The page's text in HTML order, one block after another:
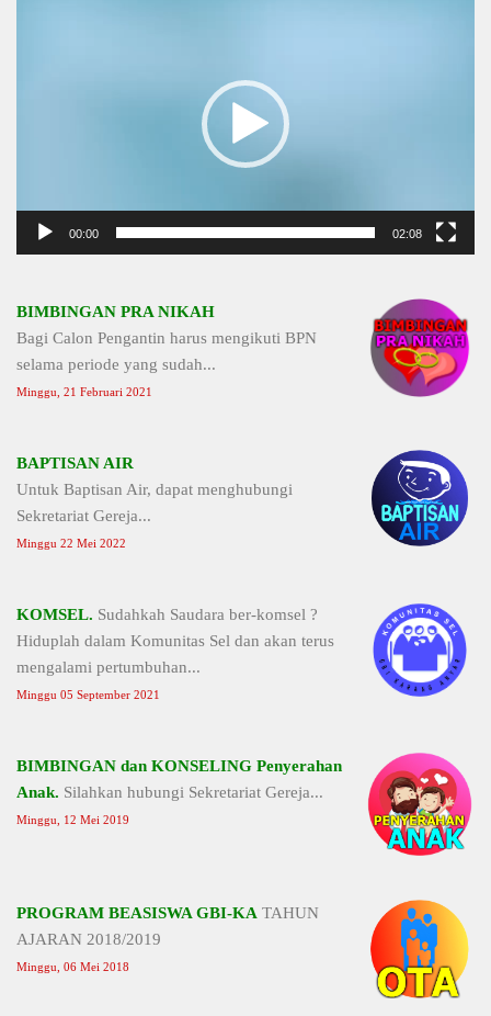
00:00 02:08
BIMBINGAN PRA NIKAH
Bagi Calon Pengantin harus mengikuti BPN
selama periode yang sudah...
Minggu, 21 Februari 2021
BAPTISAN AIR
Untuk Baptisan Air, dapat menghubungi
Sekretariat Gereja...
Minggu 22 Mei 2022
KOMSEL. Sudahkah Saudara ber-komsel ?
Hiduplah dalam Komunitas Sel dan akan terus
mengalami pertumbuhan...
Minggu 05 September 2021
BIMBINGAN dan KONSELING Penyerahan
Anak. Silahkan hubungi Sekretariat Gereja...
Minggu, 12 Mei 2019
PROGRAM BEASISWA GBI-KA TAHUN
AJARAN 2018/2019
Minggu, 06 Mei 2018